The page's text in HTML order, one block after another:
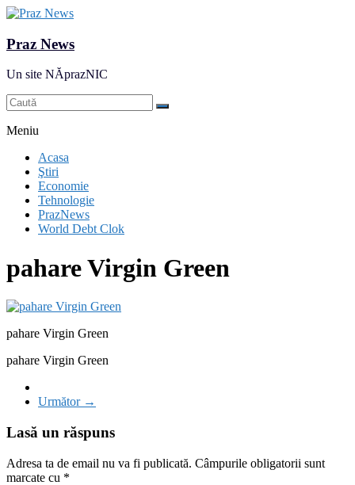
Praz News
Un site NĂprazNIC
Meniu
Acasa
Ştiri
Economie
Tehnologie
PrazNews
World Debt Clok
pahare Virgin Green
pahare Virgin Green
pahare Virgin Green
Următor →
Lasă un răspuns
Adresa ta de email nu va fi publicată. Câmpurile obligatorii sunt
marcate cu *